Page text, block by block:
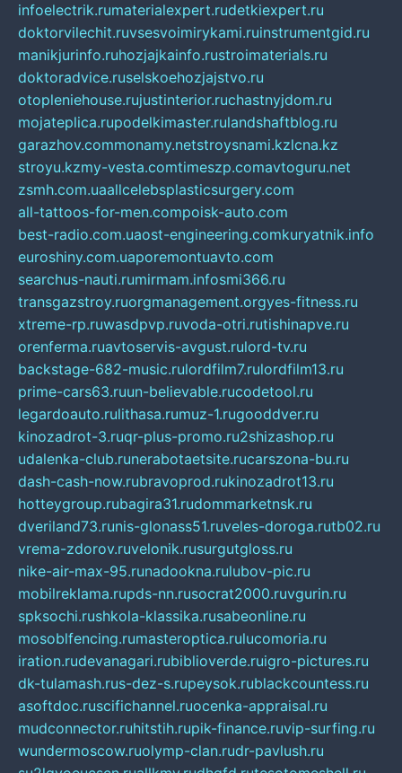
infoelectrik.rumaterialexpert.rudetkiexpert.ru
doktorvilechit.ruvsesvoimirykami.ruinstrumentgid.ru
manikjurinfo.ruhozjajkainfo.rustroimaterials.ru
doktoradvice.ruselskoehozjajstvo.ru
otopleniehouse.rujustinterior.ruchastnyjdom.ru
mojateplica.rupodelkimaster.rulandshaftblog.ru
garazhov.commonamy.netstroysnami.kzlcna.kz
stroyu.kzmy-vesta.comtimeszp.comavtoguru.net
zsmh.com.uaallcelebsplasticsurgery.com
all-tattoos-for-men.compoisk-auto.com
best-radio.com.uaost-engineering.comkuryatnik.info
euroshiny.com.uaporemontuavto.com
searchus-nauti.rumirmam.infosmi366.ru
transgazstroy.ruorgmanagement.orgyes-fitness.ru
xtreme-rp.ruwasdpvp.ruvoda-otri.rutishinapve.ru
orenferma.ruavtoservis-avgust.rulord-tv.ru
backstage-682-music.rulordfilm7.rulordfilm13.ru
prime-cars63.ruun-believable.rucodetool.ru
legardoauto.rulithasa.rumuz-1.rugooddver.ru
kinozadrot-3.ruqr-plus-promo.ru2shizashop.ru
udalenka-club.runerabotaetsite.rucarszona-bu.ru
dash-cash-now.rubravoprod.rukinozadrot13.ru
hotteygroup.rubagira31.rudommarketnsk.ru
dveriland73.runis-glonass51.ruveles-doroga.rutb02.ru
vrema-zdorov.ruvelonik.rusurgutgloss.ru
nike-air-max-95.runadookna.rulubov-pic.ru
mobilreklama.rupds-nn.rusocrat2000.ruvgurin.ru
spksochi.rushkola-klassika.rusabeonline.ru
mosoblfencing.rumasteroptica.rulucomoria.ru
iration.rudevanagari.rubiblioverde.ruigro-pictures.ru
dk-tulamash.rus-dez-s.rupeysok.rublackcountess.ru
asoftdoc.ruscifichannel.ruocenka-appraisal.ru
mudconnector.ruhitstih.rupik-finance.ruvip-surfing.ru
wundermoscow.ruolymp-clan.rudr-pavlush.ru